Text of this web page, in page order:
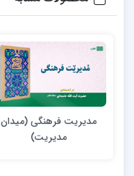
مدیریت فرهنگی (میدان
مدیریت)